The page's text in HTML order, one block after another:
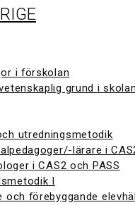
i förskolan
grund i skolan
utredningsmetodik
lärare i
i CAS2 och PASS
I
förebyggande